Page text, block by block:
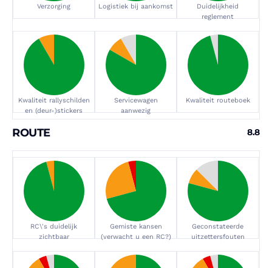
Verzorging Logistiek bij aankomst
Duidelijkheid
reglement
Kwaliteit rallyschilden
en (deur-)stickers
Servicewagen
aanwezig
Kwaliteit routeboek
ROUTE 8.8
RC\'s duidelijk
zichtbaar
Gemiste kansen
(verwacht u een RC?)
Geconstateerde
uitzettersfouten